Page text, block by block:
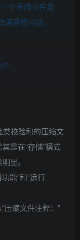
个压缩文件发
容性问题。
类校验和的压缩文
是在“存储”模式
显。
能”和“运行
压缩文件注释：”